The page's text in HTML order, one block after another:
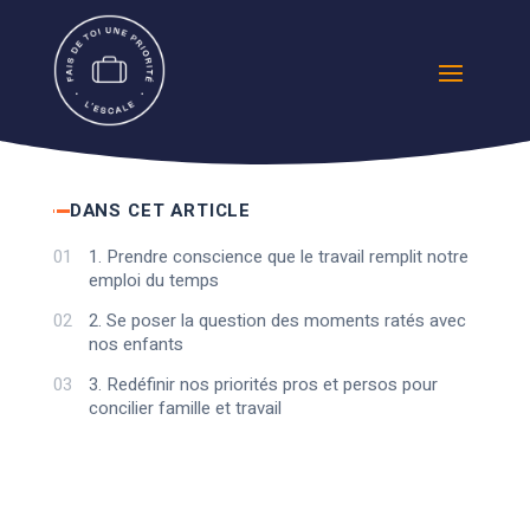
DANS CET ARTICLE
01
1. Prendre conscience que le travail remplit notre
emploi du temps
02
2. Se poser la question des moments ratés avec
nos enfants
03
3. Redéfinir nos priorités pros et persos pour
concilier famille et travail